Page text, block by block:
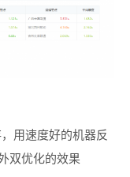
用速度好的机器反
双优化的效果